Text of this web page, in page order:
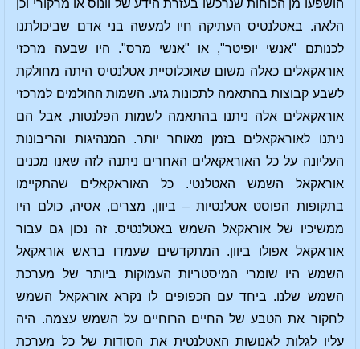
הושפעו מן הכוחות שנרכשו בעזרת הידע של וונוס או מרקורי וכן
הלאה. באטלנטיס העתיקה חיו למעשה בני אדם שביכולתנו
לכנותם "אנשי יופיטר", או "אנשי מרס". היו שבעה מרכזי
אוראקאלים כאלה משום שאוכלוסיית אטלנטיס היתה מחולקת
לשבע קבוצות בהתאמה לתכונות גזע. השמות ההולמים למרכזי
אוראקאלים אלה ניתנו בהתאמה לשמות הפלנטות, אבל הם
ניתנו לאוראקאלים בזמן מאוחר יותר. המנהיגות והריבונות
העליונה על כל האוראקאלים האחרים ניתנה לזה שאנו מכנים
אוראקאל השמש האטלנטי. כל האוראקאלים שהתקיימו
בתקופות הפוסט אטלנטיות – ביוון, מצרים, אסיה, כולם היו
ממשיכיו של אוראקאל השמש באטלנטיס. זה נכון גם עבור
אוראקאל אפולו ביוון. המתקדשים שעמדו בראש אוראקאל
השמש היו שומרי המיסטריות העמוקות ביותר של מערכת
השמש שלנו. ביחד עם הכפופים לו נקרא אוראקאל השמש
לחקור את הטבע של החיים הרוחיים על השמש עצמה. היה
עליו לגלות לאנושות האטלנטית את הסודות של כל מערכת